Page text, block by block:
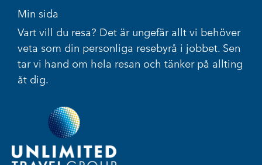
Min sida
Vart vill du resa? Det är ungefär allt vi behöver
veta som din personliga resebyrå i jobbet. Sen
tar vi hand om hela resan och tänker på allting
åt dig.